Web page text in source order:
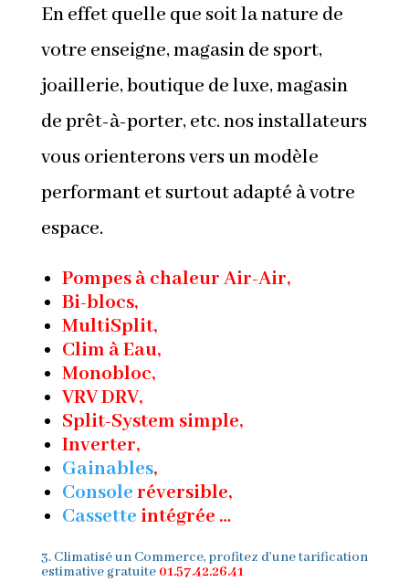
En effet quelle que soit la nature de
votre enseigne, magasin de sport,
joaillerie, boutique de luxe, magasin
de prêt-à-porter, etc. nos installateurs
vous orienterons vers un modèle
performant et surtout adapté à votre
espace.
Pompes à chaleur Air-Air,
Bi-blocs,
MultiSplit,
Clim à Eau,
Monobloc,
VRV DRV,
Split-System simple,
Inverter,
Gainables,
Consoleréversible,
Cassette intégrée …
3. Climatisé un Commerce, profitez d’une tarification
estimative gratuite 01.57.42.26.41